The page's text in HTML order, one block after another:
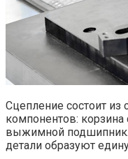
Сцепление состоит
компонентов:
выжимной
детали образуют